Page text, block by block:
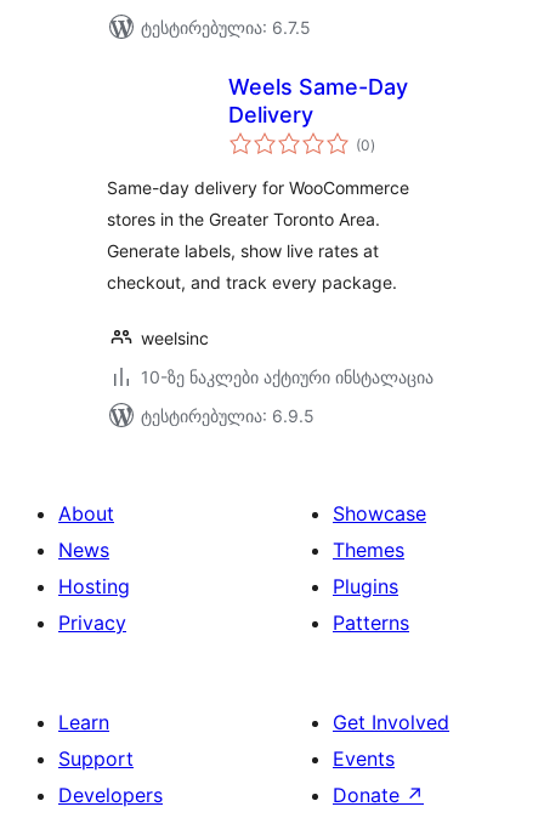
ტესტირებულია: 6.7.5
Weels Same-Day
Delivery
(0საერთო
რეიტინგი
)
Same-day delivery for WooCommerce
stores in the Greater Toronto Area.
Generate labels, show live rates at
checkout, and track every package.
weelsinc
10-ზე ნაკლები აქტიური ინსტალაცია
ტესტირებულია: 6.9.5
About
News
Hosting
Privacy
Showcase
Themes
Plugins
Patterns
Learn
Support
Developers
Get Involved
Events
Donate ↗